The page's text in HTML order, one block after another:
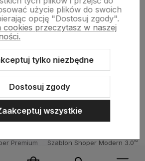
Premium
Szablon Shoper Modern 3.0™
użycie plików do swoich
opcję "Dostosuj zgody".
cookies przeczytasz w naszej
tylko niezbędne
Dostosuj zgody
wszystkie